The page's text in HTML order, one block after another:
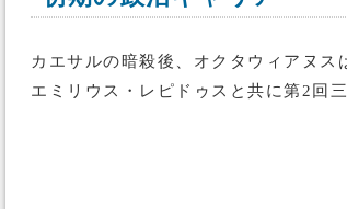
カエサルの暗殺後、オクタウィアヌ
エミリウス・レピドゥスと共に第2回